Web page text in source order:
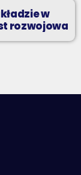
w
rozwojowa